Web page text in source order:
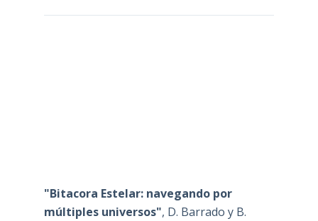
"Bitacora Estelar: navegando por
múltiples universos", D. Barrado y B.